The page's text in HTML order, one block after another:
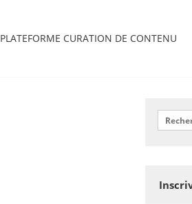
PLATEFORME CURATION DE CONTENU